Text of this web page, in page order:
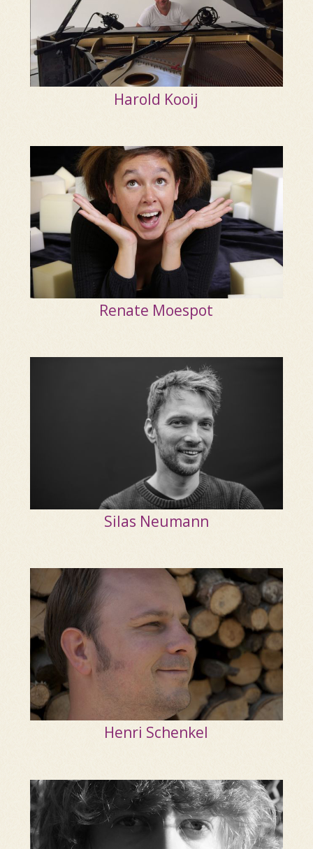
Harold Kooij
Renate Moespot
Silas Neumann
Henri Schenkel